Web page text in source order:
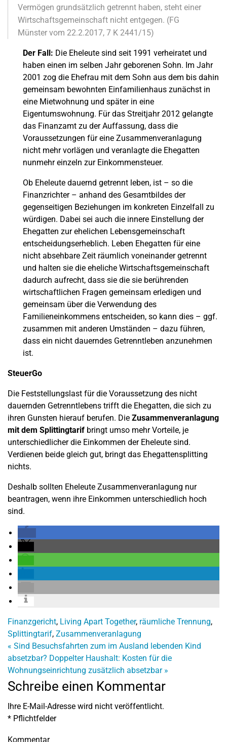
Vermögen grundsätzlich getrennt haben, steht einer
Wirtschaftsgemeinschaft nicht entgegen. (FG
Münster vom 22.2.2017, 7 K 2441/15)
Der Fall: Die Eheleute sind seit 1991 verheiratet und
haben einen im selben Jahr geborenen Sohn. Im Jahr
2001 zog die Ehefrau mit dem Sohn aus dem bis dahin
gemeinsam bewohnten Einfamilienhaus zunächst in
eine Mietwohnung und später in eine
Eigentumswohnung. Für das Streitjahr 2012 gelangte
das Finanzamt zu der Auffassung, dass die
Voraussetzungen für eine Zusammenveranlagung
nicht mehr vorlägen und veranlagte die Ehegatten
nunmehr einzeln zur Einkommensteuer.
Ob Eheleute dauernd getrennt leben, ist – so die
Finanzrichter – anhand des Gesamtbildes der
gegenseitigen Beziehungen im konkreten Einzelfall zu
würdigen. Dabei sei auch die innere Einstellung der
Ehegatten zur ehelichen Lebensgemeinschaft
entscheidungserheblich. Leben Ehegatten für eine
nicht absehbare Zeit räumlich voneinander getrennt
und halten sie die eheliche Wirtschaftsgemeinschaft
dadurch aufrecht, dass sie die sie berührenden
wirtschaftlichen Fragen gemeinsam erledigen und
gemeinsam über die Verwendung des
Familieneinkommens entscheiden, so kann dies – ggf.
zusammen mit anderen Umständen – dazu führen,
dass ein nicht dauerndes Getrenntleben anzunehmen
ist.
SteuerGo
Die Feststellungslast für die Voraussetzung des nicht
dauernden Getrenntlebens trifft die Ehegatten, die sich zu
ihren Gunsten hierauf berufen. Die Zusammenveranlagung
mit dem Splittingtarif bringt umso mehr Vorteile, je
unterschiedlicher die Einkommen der Eheleute sind.
Verdienen beide gleich gut, bringt das Ehegattensplitting
nichts.
Deshalb sollten Eheleute Zusammenveranlagung nur
beantragen, wenn ihre Einkommen unterschiedlich hoch
sind.
Finanzgericht, Living Apart Together, räumliche Trennung,
Splittingtarif, Zusammenveranlagung
« Sind Besuchsfahrten zum im Ausland lebenden Kind
absetzbar? Doppelter Haushalt: Kosten für die
Wohnungseinrichtung zusätzlich absetzbar »
Schreibe einen Kommentar
Ihre E-Mail-Adresse wird nicht veröffentlicht.
* Pflichtfelder
Kommentar